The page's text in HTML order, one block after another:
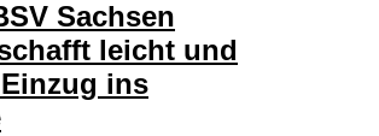
Sachsen
leicht und
ins